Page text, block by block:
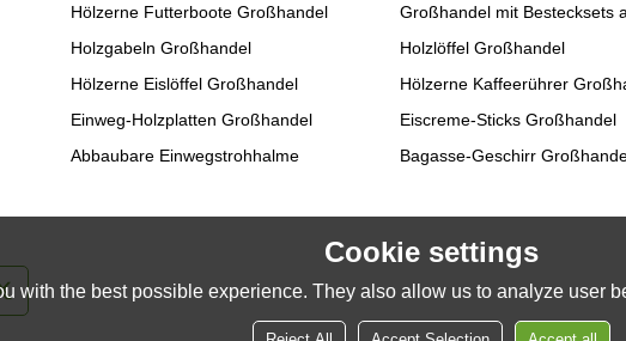
Hölzerne Futterboote Großhandel
Großhandel mit Bestecksets
Holzgabeln Großhandel
Holzlöffel Großhandel
Hölzerne Eislöffel Großhandel
Hölzerne Kaffeerührer
Einweg-Holzplatten Großhandel
Eiscreme-Sticks Großhandel
Abbaubare Einwegstrohhalme
Bagasse-Geschirr
Cookie settings
with the best possible experience. They also allow us to analyze user